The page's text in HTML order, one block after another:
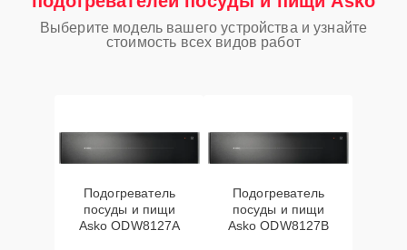
Выберите модель вашего устройства и узнайте
стоимость всех видов работ
Подогреватель
посуды и пищи
Asko ODW8127A
Подогреватель
посуды и пищи
Asko ODW8127B